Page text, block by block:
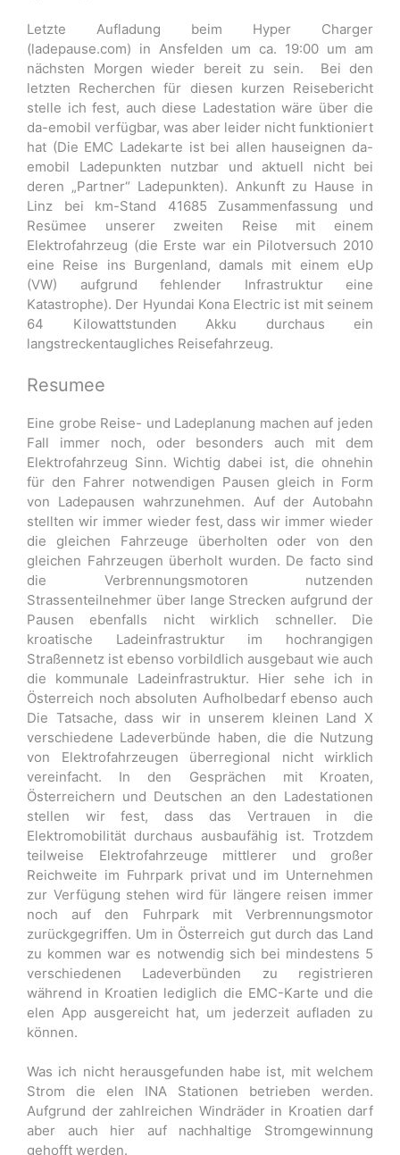
Letzte Aufladung beim Hyper Charger
(ladepause.com) in Ansfelden um ca. 19:00 um am
nächsten Morgen wieder bereit zu sein. Bei den
letzten Recherchen für diesen kurzen Reisebericht
stelle ich fest, auch diese Ladestation wäre über die
da-emobil verfügbar, was aber leider nicht funktioniert
hat (Die EMC Ladekarte ist bei allen hauseignen da-
emobil Ladepunkten nutzbar und aktuell nicht bei
deren „Partner“ Ladepunkten). Ankunft zu Hause in
Linz bei km-Stand 41685 Zusammenfassung und
Resümee unserer zweiten Reise mit einem
Elektrofahrzeug (die Erste war ein Pilotversuch 2010
eine Reise ins Burgenland, damals mit einem eUp
(VW) aufgrund fehlender Infrastruktur eine
Katastrophe). Der Hyundai Kona Electric ist mit seinem
64 Kilowattstunden Akku durchaus ein
langstreckentaugliches Reisefahrzeug.
Resumee
Eine grobe Reise- und Ladeplanung machen auf jeden
Fall immer noch, oder besonders auch mit dem
Elektrofahrzeug Sinn. Wichtig dabei ist, die ohnehin
für den Fahrer notwendigen Pausen gleich in Form
von Ladepausen wahrzunehmen. Auf der Autobahn
stellten wir immer wieder fest, dass wir immer wieder
die gleichen Fahrzeuge überholten oder von den
gleichen Fahrzeugen überholt wurden. De facto sind
die Verbrennungsmotoren nutzenden
Strassenteilnehmer über lange Strecken aufgrund der
Pausen ebenfalls nicht wirklich schneller. Die
kroatische Ladeinfrastruktur im hochrangigen
Straßennetz ist ebenso vorbildlich ausgebaut wie auch
die kommunale Ladeinfrastruktur. Hier sehe ich in
Österreich noch absoluten Aufholbedarf ebenso auch
Die Tatsache, dass wir in unserem kleinen Land X
verschiedene Ladeverbünde haben, die die Nutzung
von Elektrofahrzeugen überregional nicht wirklich
vereinfacht. In den Gesprächen mit Kroaten,
Österreichern und Deutschen an den Ladestationen
stellen wir fest, dass das Vertrauen in die
Elektromobilität durchaus ausbaufähig ist. Trotzdem
teilweise Elektrofahrzeuge mittlerer und großer
Reichweite im Fuhrpark privat und im Unternehmen
zur Verfügung stehen wird für längere reisen immer
noch auf den Fuhrpark mit Verbrennungsmotor
zurückgegriffen. Um in Österreich gut durch das Land
zu kommen war es notwendig sich bei mindestens 5
verschiedenen Ladeverbünden zu registrieren
während in Kroatien lediglich die EMC-Karte und die
elen App ausgereicht hat, um jederzeit aufladen zu
können.
Was ich nicht herausgefunden habe ist, mit welchem
Strom die elen INA Stationen betrieben werden.
Aufgrund der zahlreichen Windräder in Kroatien darf
aber auch hier auf nachhaltige Stromgewinnung
gehofft werden.